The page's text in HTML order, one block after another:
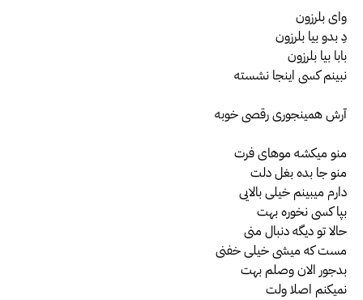
وای بلرزون
دِ بدو بیا بلرزون
بابا بیا بلرزون
نبینم کسی اینجا نشسته
آرش همینجوری رقصی خوبه
منو میکشه موهای فرت
منو جا بده بغل دلت
دارم میبینم خیلی بالایی
بپا کسی نخوره بهت
حالا تو دیگه دنبال منی
مست که میشی خیلی خفنی
بدجور الان وصلم بهت
نمیکنم اصلا ولت